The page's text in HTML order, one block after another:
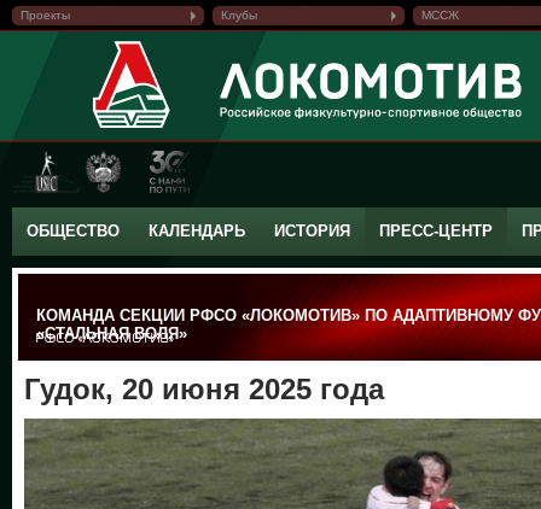
Проекты Клубы МССЖ
ОБЩЕСТВО КАЛЕНДАРЬ ИСТОРИЯ ПРЕСС-ЦЕНТР
КОМАНДА СЕКЦИИ РФСО «ЛОКОМОТИВ» ПО АДАПТИВНОМУ
«СТАЛЬНАЯ ВОЛЯ»
Гудок, 20 июня 2025 года